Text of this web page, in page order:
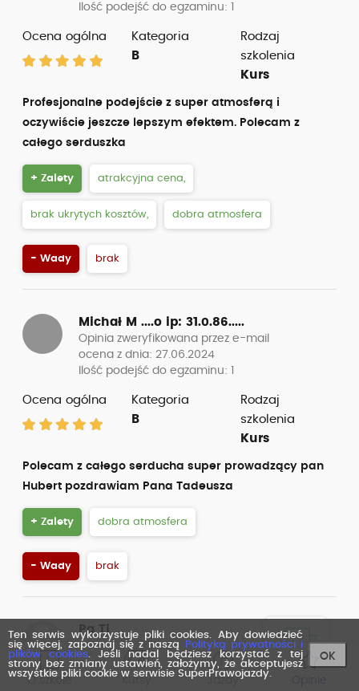
O szkole
Ilość podejść do egzaminu: 1
Ocena ogólna
Kategoria
B
Rodzaj
szkolenia
Kurs
Profesjonalne podejście z super atmosferą i
oczywiście jeszcze lepszym efektem. Polecam z
całego serduszka
+ Zalety atrakcyjna cena,
brak ukrytych kosztów, dobra atmosfera
- Wady brak
Michał M ....o ip: 31.0.86.....
Opinia zweryfikowana przez e-mail
ocena z dnia: 27.06.2024
Ilość podejść do egzaminu: 1
Ocena ogólna
Kategoria
B
Rodzaj
szkolenia
Kurs
Polecam z całego serducha super prowadzący pan
Hubert pozdrawiam Pana Tadeusza
+ Zalety dobra atmosfera
- Wady brak
Pa Ti
Opinia zweryfikowana przez
Facebook
ocena z dnia: 16.06.2024
Ten serwis wykorzystuje pliki cookies. Aby dowiedzieć
się więcej, zapoznaj się z naszą
Polityką prywatności i
plików cookies. Jeśli nadal będziesz korzystać z tej
strony bez zmiany ustawień, założymy, że akceptujesz
wszystkie pliki cookie w serwisie SuperPrawojazdy.
OK